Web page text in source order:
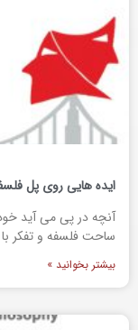
ایده هایی روی پل
آنچه در پی می آید
ساحت فلسفه و تفکر با
بیشتر بخوانید »